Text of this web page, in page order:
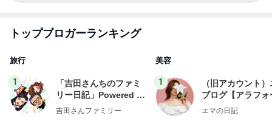
トップブロガーランキング
旅行
1
「吉田さんちのファミ
リー日記」Powered b
y Ameba 吉田さんファ
吉田さんファミリー
美容
1
（旧アカウント
ブログ【アラフォ
社売却セカンドラ
エマの日記